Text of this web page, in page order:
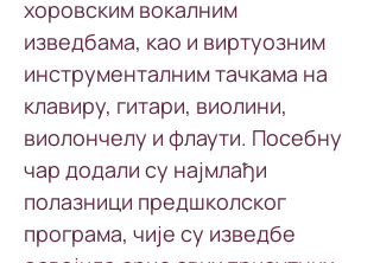
хоровским вокалним
изведбама, као и виртуозним
инструменталним тачкама на
клавиру, гитари, виолини,
виолончелу и флаути. Посебну
чар додали су најмлађи
полазници предшколског
програма, чије су изведбе